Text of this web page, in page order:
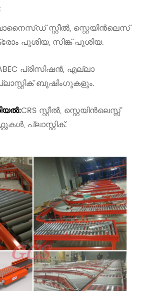
സ്റ്റീൽ, സ്റ്റെയിൻലെസ്
ക്രോം പൂശിയ, സിങ്ക് പൂശിയ.
പ്രിസിഷൻ, എല്ലാ
ബുഷിംഗുകളും.
CRS സ്റ്റീൽ, സ്റ്റെയിൻലെസ്സ്
പ്ലാസ്റ്റിക്.